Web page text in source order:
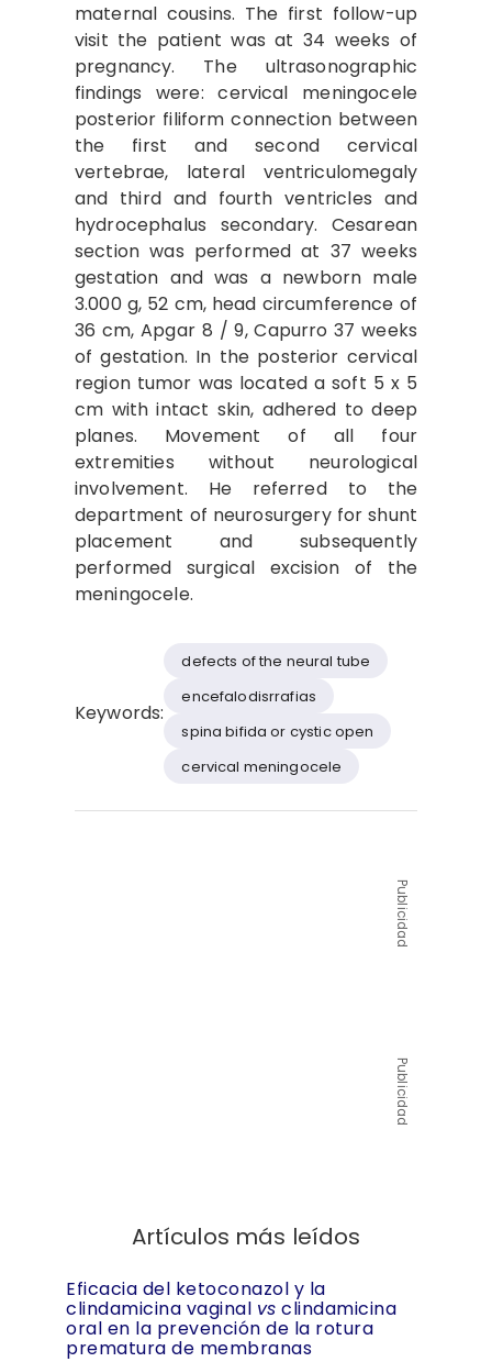
maternal cousins. The first follow-up
visit the patient was at 34 weeks of
pregnancy. The ultrasonographic
findings were: cervical meningocele
posterior filiform connection between
the first and second cervical
vertebrae, lateral ventriculomegaly
and third and fourth ventricles and
hydrocephalus secondary. Cesarean
section was performed at 37 weeks
gestation and was a newborn male
3.000 g, 52 cm, head circumference of
36 cm, Apgar 8 / 9, Capurro 37 weeks
of gestation. In the posterior cervical
region tumor was located a soft 5 x 5
cm with intact skin, adhered to deep
planes. Movement of all four
extremities without neurological
involvement. He referred to the
department of neurosurgery for shunt
placement and subsequently
performed surgical excision of the
meningocele.
Keywords:
defects of the neural tube
encefalodisrrafias
spina bifida or cystic open
cervical meningocele
Publicidad
Publicidad
Artículos más leídos
Eficacia del ketoconazol y la
clindamicina vaginal vs clindamicina
oral en la prevención de la rotura
prematura de membranas